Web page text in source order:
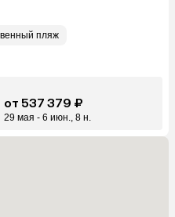
пляж
от 537 379 ₽
29 мая - 6 июн., 8 н.